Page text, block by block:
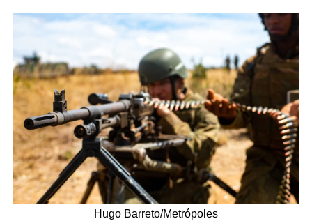
Hugo Barreto/Metrópoles